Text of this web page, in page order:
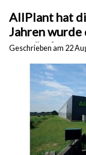
AllPlant hat
Jahren
gegründet
Geschrieben am 22